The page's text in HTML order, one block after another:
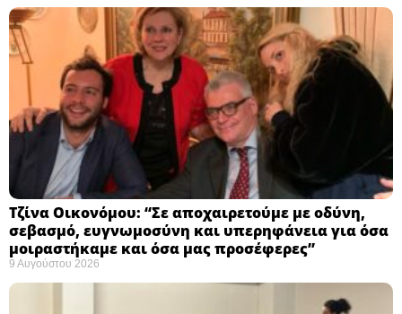
Τζίνα Οικονόμου: “Σε αποχαιρετούμε με οδύνη,
σεβασμό, ευγνωμοσύνη και υπερηφάνεια για όσα
μοιραστήκαμε και όσα μας προσέφερες”
9 Αυγούστου 2026